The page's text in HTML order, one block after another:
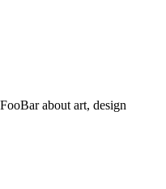
about art, design